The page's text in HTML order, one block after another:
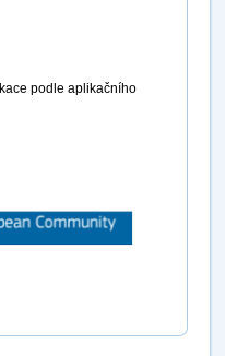
podle aplikačního